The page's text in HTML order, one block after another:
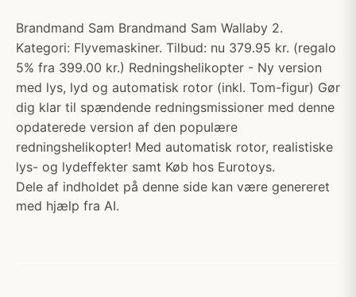
Brandmand Sam Brandmand Sam Wallaby 2.
Kategori: Flyvemaskiner. Tilbud: nu 379.95 kr. (regalo
5% fra 399.00 kr.) Redningshelikopter - Ny version
med lys, lyd og automatisk rotor (inkl. Tom-figur) Gør
dig klar til spændende redningsmissioner med denne
opdaterede version af den populære
redningshelikopter! Med automatisk rotor, realistiske
lys- og lydeffekter samt Køb hos Eurotoys.
Dele af indholdet på denne side kan være genereret
med hjælp fra AI.